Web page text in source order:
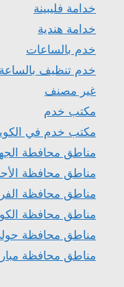
خدامة فليبينة
خدامة هندية
خدم بالساعات
خدم تنظيف بالساعة
غير مصنف
مكتب خدم
مكتب خدم في
مناطق محافطة
مناطق محافظة
مناطق محافظة
مناطق محافظة
مناطق محافظة
مناطق محافظة